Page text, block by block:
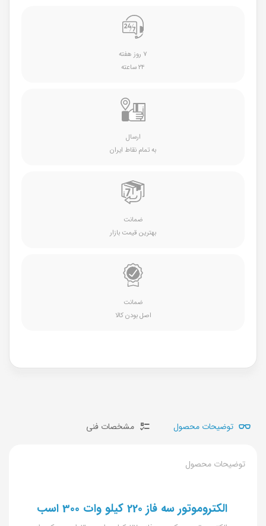
۷ روز هفته
۲۴ ساعته
ارسال
به تمام نقاط ایران
ضمانت
بهترین قیمت بازار
ضمانت
اصل بودن کالا
توضیحات محصول مشخصات فنی
توضیحات محصول
الکتروموتور سه فاز 220 کیلو وات 300 اسب